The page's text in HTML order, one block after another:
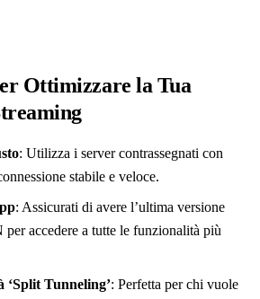
Ottimizzare la Tua
: Utilizza i server contrassegnati con
stabile e veloce.
: Assicurati di avere l’ultima versione
per accedere a tutte le funzionalità più
Tunneling’: Perfetta per chi vuole